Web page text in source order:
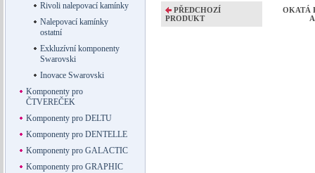
Rivoli nalepovací kamínky
Nalepovací kamínky
ostatní
Exkluzívní komponenty
Swarovski
Inovace Swarovski
Komponenty pro
ČTVEREČEK
Komponenty pro DELTU
Komponenty pro DENTELLE
Komponenty pro GALACTIC
Komponenty pro GRAPHIC
PŘEDCHOZÍ
PRODUKT
OKATÁ